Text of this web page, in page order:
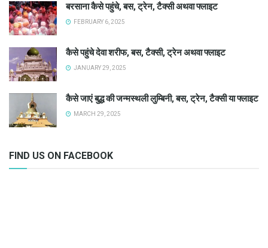
बरसाना कैसे पहुंचे, बस, ट्रेन, टैक्सी अथवा फ्लाइट
FEBRUARY 6, 2025
कैसे पहुंचे देवा शरीफ, बस, टैक्सी, ट्रेन अथवा फ्लाइट
JANUARY 29, 2025
कैसे जाएं बुद्ध की जन्मस्थली लुम्बिनी, बस, ट्रेन, टैक्सी या फ्लाइट
MARCH 29, 2025
FIND US ON FACEBOOK